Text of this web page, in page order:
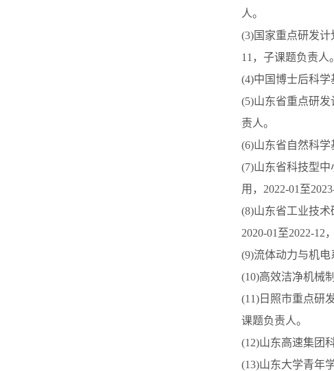
人。
(3)国家重点研发
11 ，子课题负责人。
(4)中国博士后科学
(5)山东省重点研发
责人。
(6)山东省自然科学
(7)山东省科技型
用， 2022-01 至
(8)山东省工业技
2020-01 至2022-12
(9)流体动力与机电
(10)高效洁净机械
(11) 日照市重点研
课题负责人。
(12)山东高速集团
(13)山东大学青年